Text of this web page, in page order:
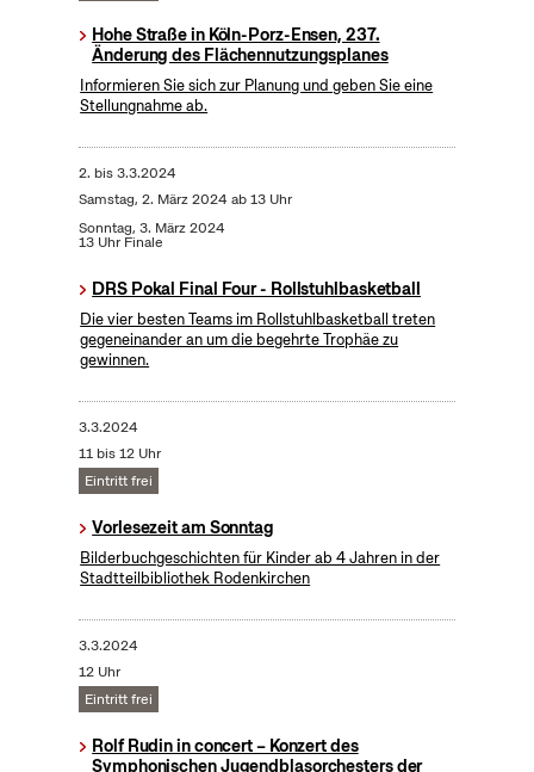
Hohe Straße in Köln-Porz-Ensen, 237.
Änderung des Flächennutzungsplanes
Informieren Sie sich zur Planung und geben Sie eine
Stellungnahme ab.
2. bis3.3.2024
Samstag, 2. März 2024 ab 13 Uhr
Sonntag, 3. März 2024
13 Uhr Finale
DRS Pokal Final Four - Rollstuhlbasketball
Die vier besten Teams im Rollstuhlbasketball treten
gegeneinander an um die begehrte Trophäe zu
gewinnen.
3.3.2024
11 bis 12 Uhr
Eintritt frei
Vorlesezeit am Sonntag
Bilderbuchgeschichten für Kinder ab 4 Jahren in der
Stadtteilbibliothek Rodenkirchen
3.3.2024
12 Uhr
Eintritt frei
Rolf Rudin in concert – Konzert des
Symphonischen Jugendblasorchesters der